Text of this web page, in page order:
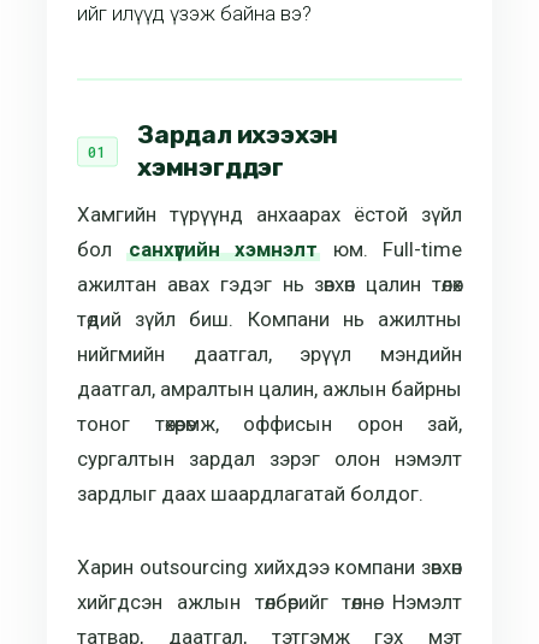
ийг илүүд үзэж байна вэ?
Зардал ихээхэн
хэмнэгддэг
Хамгийн түрүүнд анхаарах ёстой зүйл
бол санхүүгийн хэмнэлтюм. Full-time
ажилтан авах гэдэг нь зөвхөн цалин төлөх
төдий зүйл биш. Компани нь ажилтны
нийгмийн даатгал, эрүүл мэндийн
даатгал, амралтын цалин, ажлын байрны
тоног төхөөрөмж, оффисын орон зай,
сургалтын зардал зэрэг олон нэмэлт
зардлыг даах шаардлагатай болдог.
Харин outsourcing хийхдээ компани зөвхөн
хийгдсэн ажлын төлбөрийг төлнө. Нэмэлт
татвар, даатгал, тэтгэмж гэх мэт